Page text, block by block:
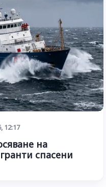
12:17
на
спасени